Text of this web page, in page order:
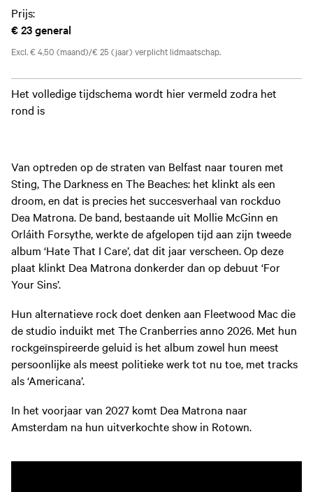
Prijs:
€ 23general
Excl. € 4,50 (maand)/€ 25 (jaar) verplicht lidmaatschap.
Het volledige tijdschema wordt hier vermeld zodra het
rond is
Van optreden op de straten van Belfast naar touren met
Sting, The Darkness en The Beaches: het klinkt als een
droom, en dat is precies het succesverhaal van rockduo
Dea Matrona. De band, bestaande uit Mollie McGinn en
Orláith Forsythe, werkte de afgelopen tijd aan zijn tweede
album ‘Hate That I Care’, dat dit jaar verscheen. Op deze
plaat klinkt Dea Matrona donkerder dan op debuut ‘For
Your Sins’.
Hun alternatieve rock doet denken aan Fleetwood Mac die
de studio induikt met The Cranberries anno 2026. Met hun
rockgeïnspireerde geluid is het album zowel hun meest
persoonlijke als meest politieke werk tot nu toe, met tracks
als ‘Americana’.
In het voorjaar van 2027 komt Dea Matrona naar
Amsterdam na hun uitverkochte show in Rotown.